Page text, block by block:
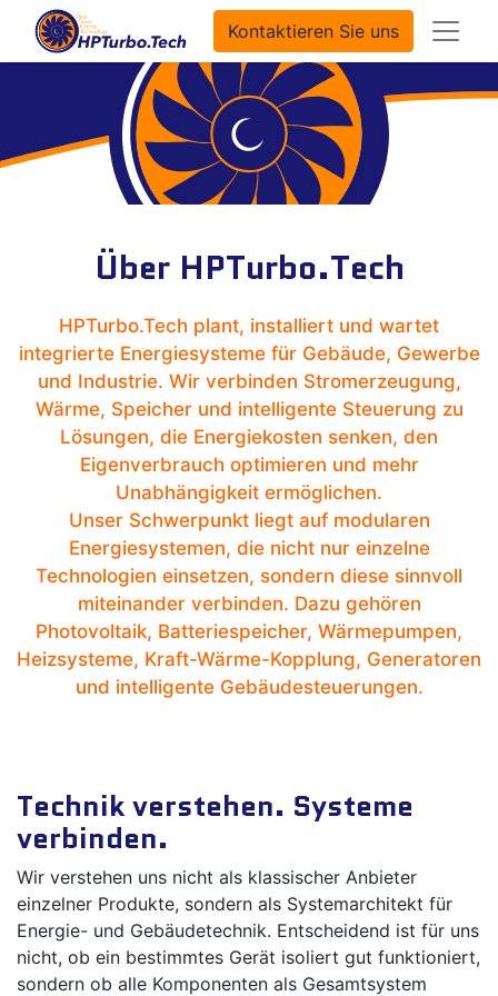
Kontaktieren Sie uns
Über HPTurbo.Tech
HPTurbo.Tech plant, installiert und wartet
integrierte Energiesysteme für Gebäude, Gewerbe
und Industrie. Wir verbinden Stromerzeugung,
Wärme, Speicher und intelligente Steuerung zu
Lösungen, die Energiekosten senken, den
Eigenverbrauch optimieren und mehr
Unabhängigkeit ermöglichen.
Unser Schwerpunkt liegt auf modularen
Energiesystemen, die nicht nur einzelne
Technologien einsetzen, sondern diese sinnvoll
miteinander verbinden. Dazu gehören
Photovoltaik, Batteriespeicher, Wärmepumpen,
Heizsysteme, Kraft-Wärme-Kopplung, Generatoren
und intelligente Gebäudesteuerungen.
Technik verstehen. Systeme
verbinden.
Wir verstehen uns nicht als klassischer Anbieter
einzelner Produkte, sondern als Systemarchitekt für
Energie- und Gebäudetechnik. Entscheidend ist für uns
nicht, ob ein bestimmtes Gerät isoliert gut funktioniert,
sondern ob alle Komponenten als Gesamtsystem